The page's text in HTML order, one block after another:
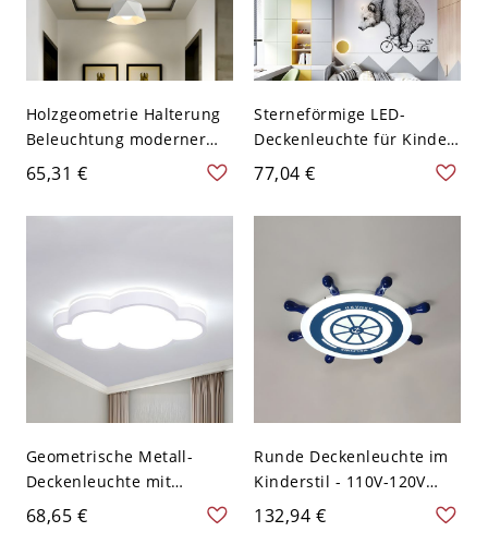
Holzgeometrie Halterung
Beleuchtung moderner
Stil 1 Glühbirne
metallische
Deckenleuchte - 110V-
65,31 €
Sterneförmige LED-
Deckenleuchte für Kinder,
weißer Schirm,
Metallkonstruktion -
Schwarz 110V-120V 40,64
77,04 €
Geometrische Metall-
Deckenleuchte mit
weißem Acrylschirm -
Weiß 110V-120V 48,26 cm
68,65 €
Runde Deckenleuchte im
Kinderstil - 110V-120V
Weißlicht dunkel blau-
weiß
132,94 €